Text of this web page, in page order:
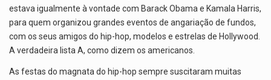
estava igualmente à vontade com Barack Obama e Kamala Harris,
para quem organizou grandes eventos de angariação de fundos,
com os seus amigos do hip-hop, modelos e estrelas de Hollywood.
A verdadeira lista A, como dizem os americanos.
As festas do magnata do hip-hop sempre suscitaram muitas